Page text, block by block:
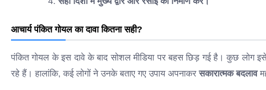
आचार्य पंकित गोयल का दावा कितना सही?
पंकित गोयल के इस दावे के बाद सोशल मीडिया पर बहस छिड़ गई है। कुछ लोग
रहे हैं। हालांकि, कई लोगों ने उनके बताए गए उपाय अपनाकरसकारात्मक बदलाव